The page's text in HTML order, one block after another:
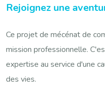
Rejoignez une
Ce projet de mécénat de
mission professionnelle.
expertise au service d'une
des vies.